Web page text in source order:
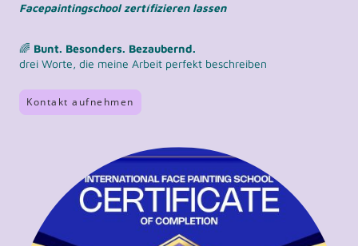
Facepaintingschool zertífizieren lassen
🌈 Bunt. Besonders. Bezaubernd.
drei Worte, die meine Arbeit perfekt beschreiben
Kontakt aufnehmen